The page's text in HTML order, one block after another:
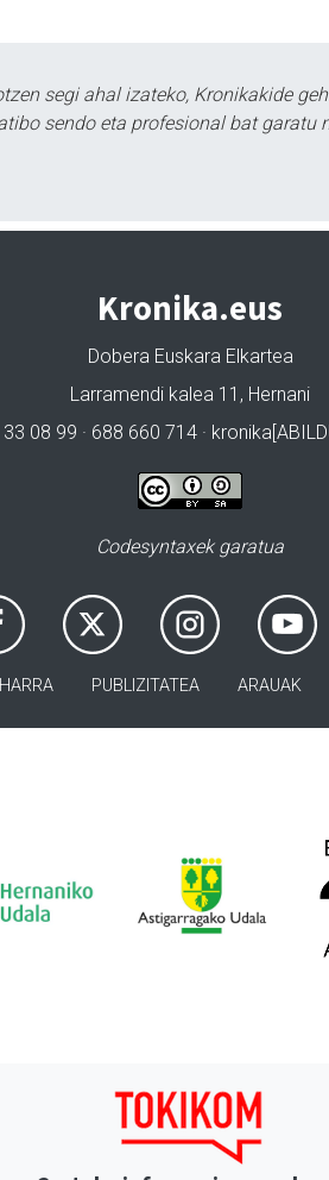
segi ahal izateko, Kronikakide
sendo eta profesional bat garatu
Kronika.eus
Dobera Euskara Elkartea
Larramendi kalea 11, Hernani
08 99 · 688 660 714 ·
Codesyntaxek garatua
PUBLIZITATEA ARAUAK